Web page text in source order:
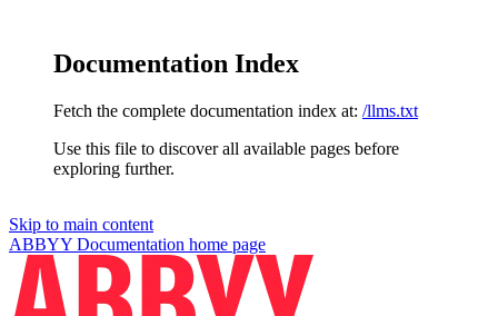
Documentation Index
Fetch the complete documentation index at: /llms.txt
Use this file to discover all available pages before
exploring further.
Skip to main content
ABBYY Documentation home page